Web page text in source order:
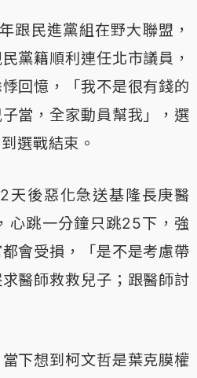
跟民進黨組在野大聯盟，
黨籍順利連任北市議員，
回憶，「我不是很有錢的
當，全家動員幫我」，選
選戰結束。
天後惡化急送基隆長庚醫
心跳一分鐘只跳25下，強
會受損，「是不是考慮帶
醫師救救兒子；跟醫師討
下想到柯文哲是葉克膜權